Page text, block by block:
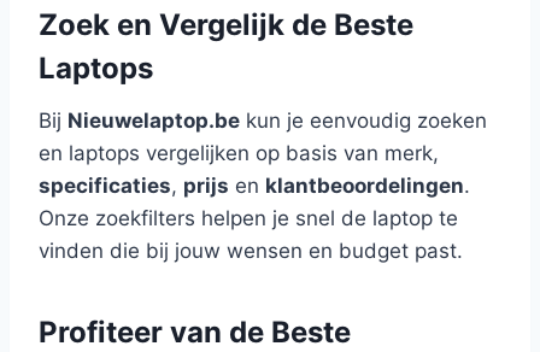
Zoek en Vergelijk de Beste
Laptops
Bij Nieuwelaptop.be kun je eenvoudig zoeken
en laptops vergelijken op basis van merk,
specificaties, prijs en klantbeoordelingen.
Onze zoekfilters helpen je snel de laptop te
vinden die bij jouw wensen en budget past.
Profiteer van de Beste